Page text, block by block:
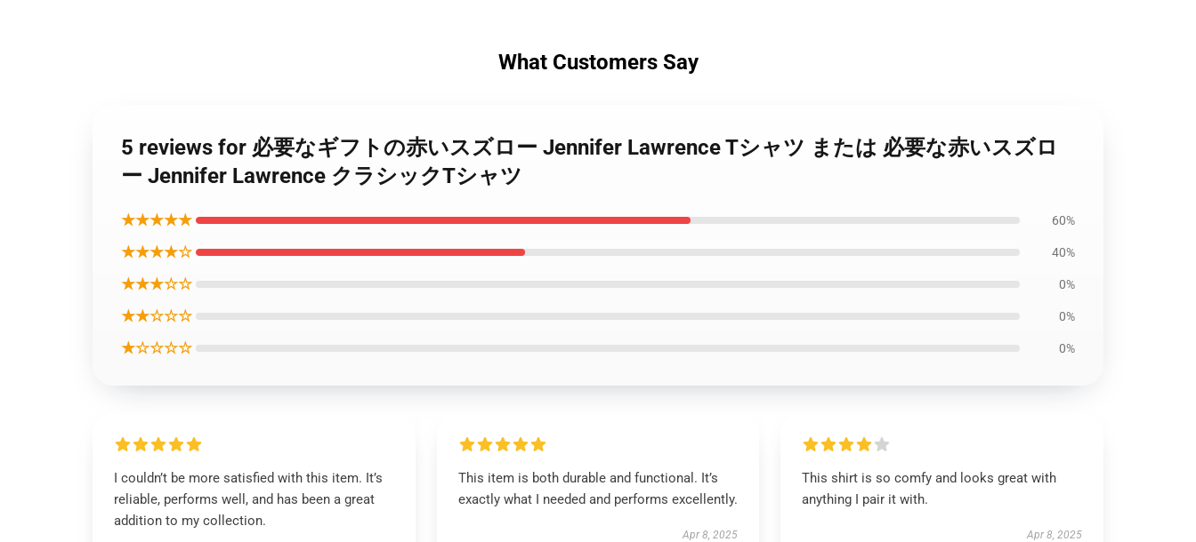
What Customers Say
5 reviews for 必要なギフトの赤いスズロー Jennifer Lawrence Tシャツ または 必要な赤いスズロ
ー Jennifer Lawrence クラシックTシャツ
★★★★★ 60%
★★★★☆ 40%
★★★☆☆ 0%
★★☆☆☆ 0%
★☆☆☆☆ 0%
I couldn’t be more satisfied with this item. It’s
reliable, performs well, and has been a great
addition to my collection.
This item is both durable and functional. It’s
exactly what I needed and performs excellently.
Apr 8, 2025
This shirt is so comfy and looks great with
anything I pair it with.
Apr 8, 2025